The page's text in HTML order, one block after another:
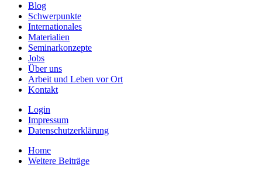
Blog
Schwerpunkte
Internationales
Materialien
Seminarkonzepte
Jobs
Über uns
Arbeit und Leben vor Ort
Kontakt
Login
Impressum
Datenschutzerklärung
Home
Weitere Beiträge